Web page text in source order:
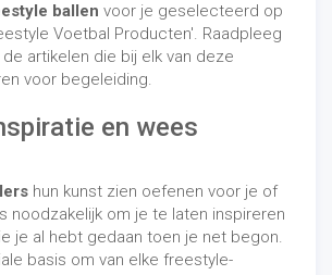
ballen voor je geselecteerd op
Voetbal Producten'. Raadpleeg
artikelen die bij elk van deze
voor begeleiding.
en wees
hun kunst zien oefenen voor je of
noodzakelijk om je te laten inspireren
je al hebt gedaan toen je net begon.
basis om van elke freestyle-